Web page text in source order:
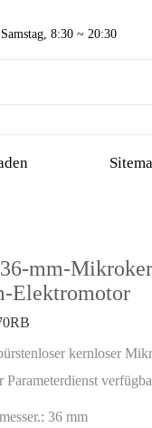
8:30 ~ 20:30
mm-
Elektromotor
kernloser
Parameterdienst
36 mm